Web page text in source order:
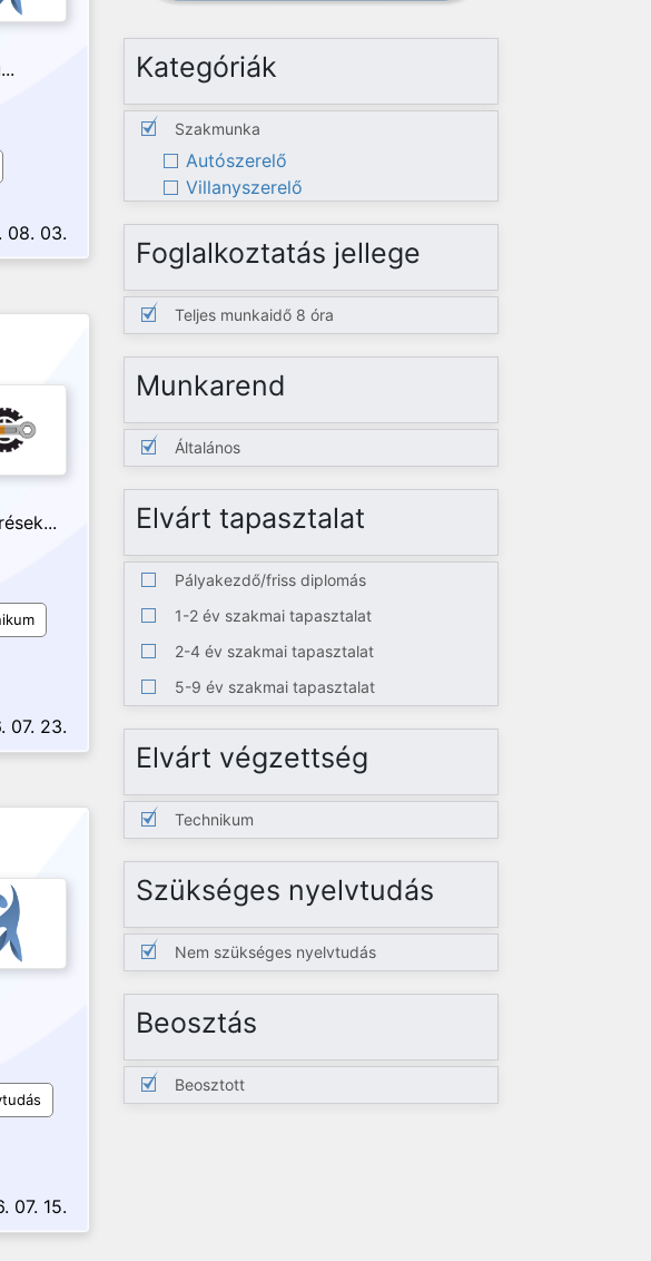
08. 03.
07. 23.
07. 15.
Kategóriák
Szakmunka
Autószerelő
Villanyszerelő
Foglalkoztatás jellege
Teljes munkaidő 8 óra
Munkarend
Általános
Elvárt tapasztalat
Pályakezdő/friss diplomás
1-2 év szakmai tapasztalat
2-4 év szakmai tapasztalat
5-9 év szakmai tapasztalat
Elvárt végzettség
Technikum
Szükséges nyelvtudás
Nem szükséges nyelvtudás
Beosztás
Beosztott